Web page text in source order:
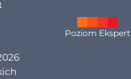
Poziom Ekspert